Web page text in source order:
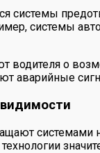
системы
системы
водителя о
аварийные
системами